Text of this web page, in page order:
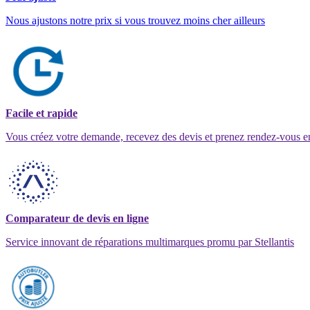
Nous ajustons notre prix si vous trouvez moins cher ailleurs
Facile et rapide
Vous créez votre demande, recevez des devis et prenez rendez-vous
Comparateur de devis en ligne
Service innovant de réparations multimarques promu par Stellantis